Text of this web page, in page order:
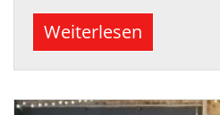
Weiterlesen